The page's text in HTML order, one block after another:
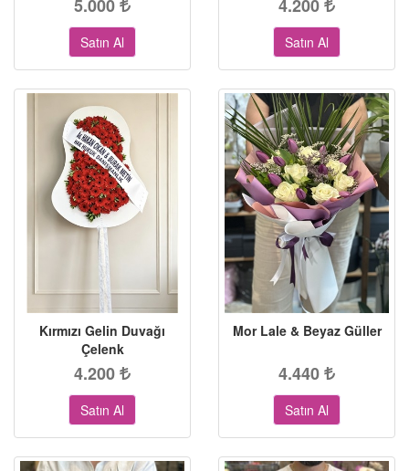
5.000
Satın Al
4.200
Satın Al
Kırmızı Gelin Duvağı
Çelenk
4.200
Satın Al
Mor Lale & Beyaz Güller
4.440
Satın Al